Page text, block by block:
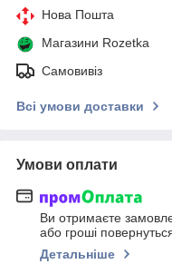
Нова Пошта
Магазини Rozetka
Самовивіз
Всі умови доставки
Умови оплати
Ви отримаєте
або гроші
Детальніше